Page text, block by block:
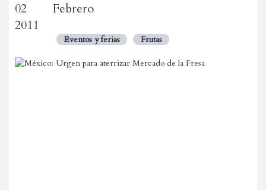
02 Febrero
2011
Eventos y ferias Frutas